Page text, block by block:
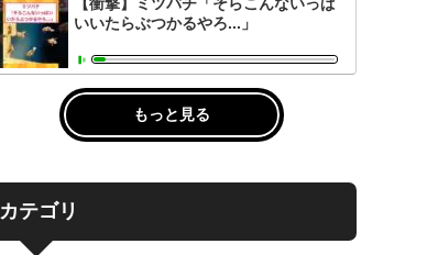
いいたらぶつかるやろ...」
もっと見る
カテゴリ